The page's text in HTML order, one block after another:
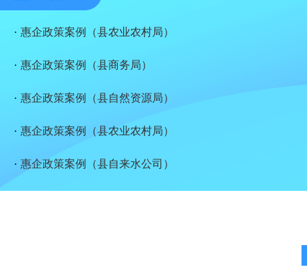
· 惠企政策案例（县农业农村局）
· 惠企政策案例（县商务局）
· 惠企政策案例（县自然资源局）
· 惠企政策案例（县农业农村局）
· 惠企政策案例（县自来水公司）